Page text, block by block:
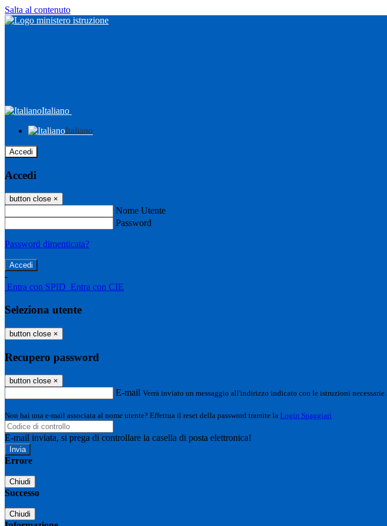
Salta al contenuto
Italiano
Italiano
Accedi
Accedi
button close ×
Nome Utente
Password
Password dimenticata?
-
Entra con SPID Entra con CIE
Seleziona utente
button close ×
Recupero password
button close ×
E-mail Verrà inviato un messaggio all'indirizzo indicato con le istruzioni necessarie.
Non hai una e-mail associata al nome utente? Effettua il reset della password tramite la Login Spaggiari
E-mail inviata, si prega di controllare la casella di posta elettronica!
Errore
Chiudi
Successo
Chiudi